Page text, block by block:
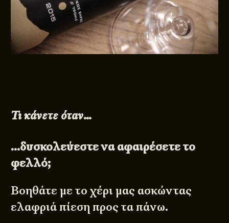
Τι κάνετε όταν…
…δυσκολεύεστε να αφαιρέσετε το
φελλό;
Βοηθάτε με το χέρι μας ασκώντας
ελαφριά πίεση προς τα πάνω.